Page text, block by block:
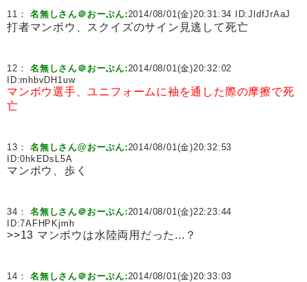
11：名無しさん＠おーぷん:2014/08/01(金)20:31:34 ID:JldfJrAaJ
打者マンボウ、スクイズのサイン見逃して死亡
12：名無しさん＠おーぷん:2014/08/01(金)20:32:02
ID:mhbvDH1uw
マンボウ選手、ユニフォームに袖を通した際の摩擦で死
亡
13：名無しさん@おーぷん:2014/08/01(金)20:32:53
ID:0hkEDsL5A
マンボウ、歩く
34：名無しさん＠おーぷん:2014/08/01(金)22:23:44
ID:7AFHPKjmh
>>13 マンボウは水陸両用だった...？
14：名無しさん＠おーぷん:2014/08/01(金)20:33:03